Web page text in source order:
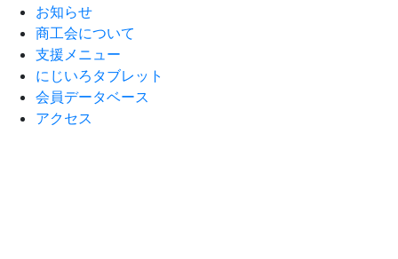
お知らせ
商工会について
支援メニュー
にじいろタブレット
会員データベース
アクセス